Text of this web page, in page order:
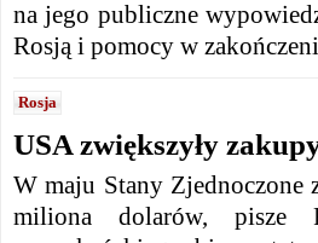
na jego publiczne
Rosją i pomocy w
Rosja
USA zwiększyły
W maju Stany Zjednoczone
miliona dolarów, pisze